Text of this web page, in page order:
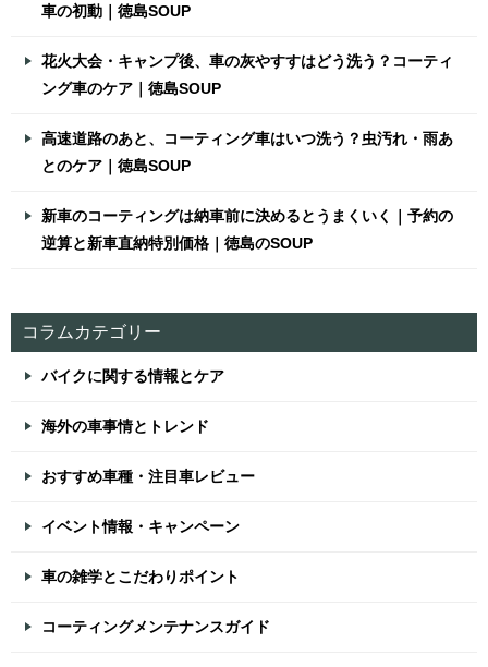
車の初動｜徳島SOUP
花火大会・キャンプ後、車の灰やすすはどう洗う？コーティ
ング車のケア｜徳島SOUP
高速道路のあと、コーティング車はいつ洗う？虫汚れ・雨あ
とのケア｜徳島SOUP
新車のコーティングは納車前に決めるとうまくいく｜予約の
逆算と新車直納特別価格｜徳島のSOUP
コラムカテゴリー
バイクに関する情報とケア
海外の車事情とトレンド
おすすめ車種・注目車レビュー
イベント情報・キャンペーン
車の雑学とこだわりポイント
コーティングメンテナンスガイド